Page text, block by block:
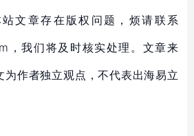
文章存在版权问题，烦请联系
，我们将及时核实处理。文章来
为作者独立观点，不代表出海易立